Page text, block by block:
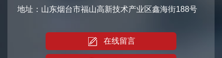
地址：山东烟台市福山高新技术产业区鑫海街188号
在线留言